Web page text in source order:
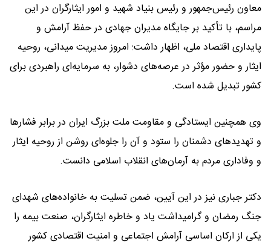
معاون رئیس‌جمهور و رئیس بنیاد شهید و امور ایثارگران در این
مراسم، با تأکید بر جایگاه مدیران جهادی در حفظ آرامش و
پایداری اقتصاد ملی، اظهار داشت: امروز مدیریت میدانی، روحیه
ایثار و حضور مؤثر در عرصه‌های دشوار، به سرمایه‌ای راهبردی برای
کشور تبدیل شده است.
وی همچنین ایستادگی و مقاومت ملت بزرگ ایران در برابر فشارها
و تهدیدهای دشمنان را ستود و آن را جلوه‌ای روشن از روحیه ایثار
و وفاداری مردم به آرمان‌های انقلاب اسلامی دانست.
دکتر جباری نیز در این آیین، ضمن تسلیت به خانواده‌های شهدای
جنگ رمضان و گرامیداشت یاد و خاطره ایثارگران، صنعت بیمه را
یکی از ارکان اساسی آرامش اجتماعی و امنیت اقتصادی کشور